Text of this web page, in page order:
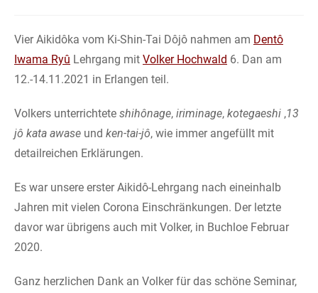
Vier Aikidôka vom Ki-Shin-Tai Dôjô nahmen am Dentô
Iwama Ryû Lehrgang mit Volker Hochwald 6. Dan am
12.-14.11.2021 in Erlangen teil.
Volkers unterrichtete shihônage, iriminage, kotegaeshi ,13
jô kata awase und ken-tai-jô, wie immer angefüllt mit
detailreichen Erklärungen.
Es war unsere erster Aikidô-Lehrgang nach eineinhalb
Jahren mit vielen Corona Einschränkungen. Der letzte
davor war übrigens auch mit Volker, in Buchloe Februar
2020.
Ganz herzlichen Dank an Volker für das schöne Seminar,